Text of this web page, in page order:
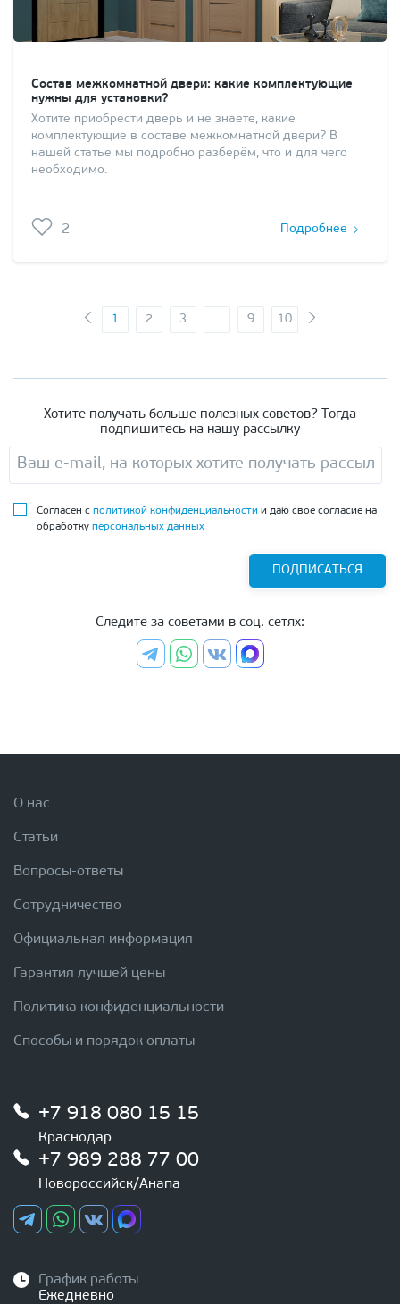
Состав межкомнатной двери: какие комплектующие
нужны для установки?
Хотите приобрести дверь и не знаете, какие
комплектующие в составе межкомнатной двери? В
нашей статье мы подробно разберём, что и для чего
необходимо.
2 Подробнее
1 2 3 ... 9 10
Хотите получать больше полезных советов? Тогда
подпишитесь на нашу рассылку
Согласен с политикой конфиденциальности и даю свое согласие на
обработку персональных данных
ПОДПИСАТЬСЯ
Следите за советами в соц. сетях:
О нас
Статьи
Вопросы-ответы
Сотрудничество
Официальная информация
Гарантия лучшей цены
Политика конфиденциальности
Способы и порядок оплаты
+7 918 080 15 15
Краснодар
+7 989 288 77 00
Новороссийск/Анапа
График работы
Ежедневно